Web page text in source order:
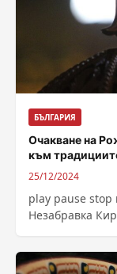
БЪЛГАРИЯ
Очакване на
към
25/12/2024
play pause
Незабравка
rojdestvo-s-